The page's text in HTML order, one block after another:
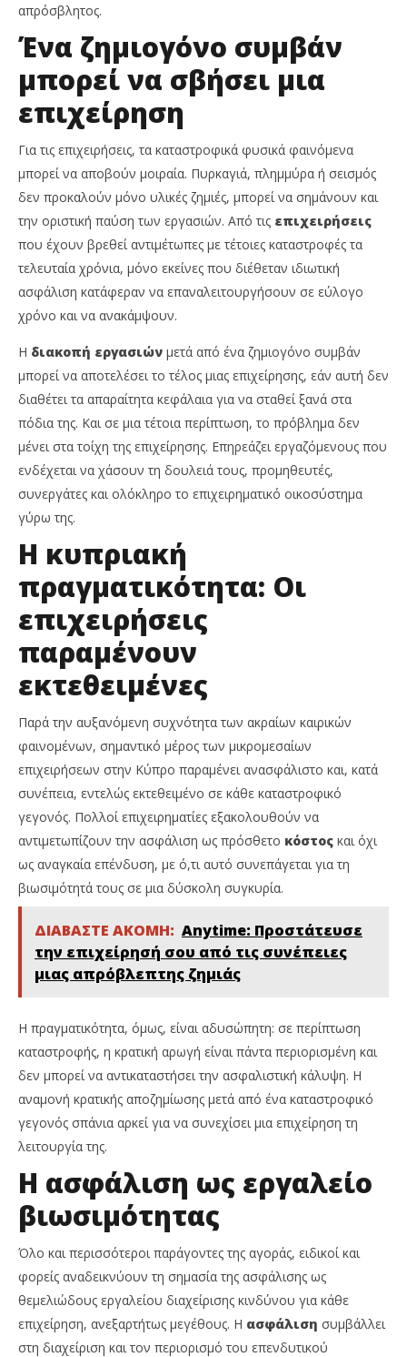
19
2026
Cyprus
News
απρόσβλητος.
Ένα ζημιογόνο συμβάν
μπορεί να σβήσει μια
επιχείρηση
Για τις επιχειρήσεις, τα καταστροφικά φυσικά φαινόμενα
μπορεί να αποβούν μοιραία. Πυρκαγιά, πλημμύρα ή σεισμός
δεν προκαλούν μόνο υλικές ζημιές, μπορεί να σημάνουν και
την οριστική παύση των εργασιών. Από τις επιχειρήσεις
που έχουν βρεθεί αντιμέτωπες με τέτοιες καταστροφές τα
τελευταία χρόνια, μόνο εκείνες που διέθεταν ιδιωτική
ασφάλιση κατάφεραν να επαναλειτουργήσουν σε εύλογο
χρόνο και να ανακάμψουν.
Η διακοπή εργασιών μετά από ένα ζημιογόνο συμβάν
μπορεί να αποτελέσει το τέλος μιας επιχείρησης, εάν αυτή δεν
διαθέτει τα απαραίτητα κεφάλαια για να σταθεί ξανά στα
πόδια της. Και σε μια τέτοια περίπτωση, το πρόβλημα δεν
μένει στα τοίχη της επιχείρησης. Επηρεάζει εργαζόμενους που
ενδέχεται να χάσουν τη δουλειά τους, προμηθευτές,
συνεργάτες και ολόκληρο το επιχειρηματικό οικοσύστημα
γύρω της.
Η κυπριακή
πραγματικότητα: Οι
επιχειρήσεις
παραμένουν
εκτεθειμένες
Παρά την αυξανόμενη συχνότητα των ακραίων καιρικών
φαινομένων, σημαντικό μέρος των μικρομεσαίων
επιχειρήσεων στην Κύπρο παραμένει ανασφάλιστο και, κατά
συνέπεια, εντελώς εκτεθειμένο σε κάθε καταστροφικό
γεγονός. Πολλοί επιχειρηματίες εξακολουθούν να
αντιμετωπίζουν την ασφάλιση ως πρόσθετο κόστος και όχι
ως αναγκαία επένδυση, με ό,τι αυτό συνεπάγεται για τη
βιωσιμότητά τους σε μια δύσκολη συγκυρία.
ΔΙΑΒΑΣΤΕ ΑΚΟΜΗ: Anytime: Προστάτευσε
την επιχείρησή σου από τις συνέπειες
μιας απρόβλεπτης ζημιάς
Η πραγματικότητα, όμως, είναι αδυσώπητη: σε περίπτωση
καταστροφής, η κρατική αρωγή είναι πάντα περιορισμένη και
δεν μπορεί να αντικαταστήσει την ασφαλιστική κάλυψη. Η
αναμονή κρατικής αποζημίωσης μετά από ένα καταστροφικό
γεγονός σπάνια αρκεί για να συνεχίσει μια επιχείρηση τη
λειτουργία της.
Η ασφάλιση ως εργαλείο
βιωσιμότητας
Όλο και περισσότεροι παράγοντες της αγοράς, ειδικοί και
φορείς αναδεικνύουν τη σημασία της ασφάλισης ως
θεμελιώδους εργαλείου διαχείρισης κινδύνου για κάθε
επιχείρηση, ανεξαρτήτως μεγέθους. Η ασφάλιση συμβάλλει
στη διαχείριση και τον περιορισμό του επενδυτικού